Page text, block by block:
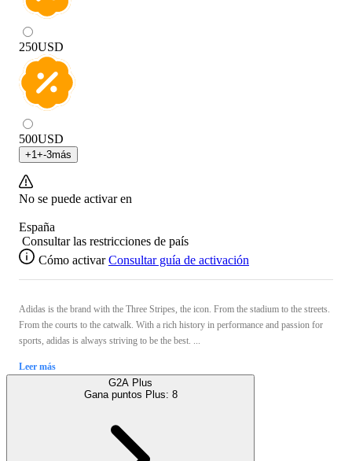
250USD
500USD
+1 +-3más
No se puede activar en
España
Consultar las restricciones de país
Cómo activar Consultar guía de activación
Adidas is the brand with the Three Stripes, the icon. From the stadium to the streets.
From the courts to the catwalk. With a rich history in performance and passion for
sports, adidas is always striving to be the best. ...
Leer más
G2A Plus
Gana puntos Plus: 8